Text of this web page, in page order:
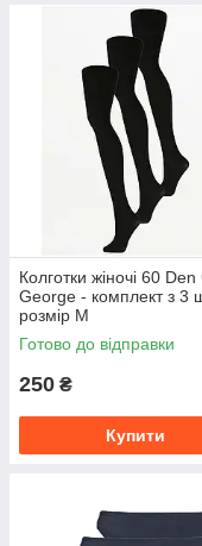
Колготки жіночі 60 Den
George - комплект з 3
розмір М
Готово до відправки
250 ₴
Купити